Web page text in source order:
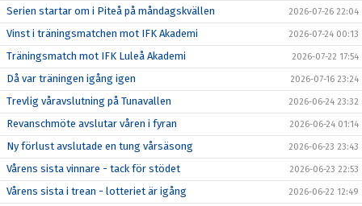
Serien startar om i Piteå på måndagskvällen 2026-07-26 22:04
Vinst i träningsmatchen mot IFK Akademi 2026-07-24 00:13
Träningsmatch mot IFK Luleå Akademi 2026-07-22 17:54
Då var träningen igång igen 2026-07-16 23:24
Trevlig våravslutning på Tunavallen 2026-06-24 23:32
Revanschmöte avslutar våren i fyran 2026-06-24 01:14
Ny förlust avslutade en tung vårsäsong 2026-06-23 23:43
Vårens sista vinnare - tack för stödet 2026-06-23 22:53
Vårens sista i trean - lotteriet är igång 2026-06-22 12:49